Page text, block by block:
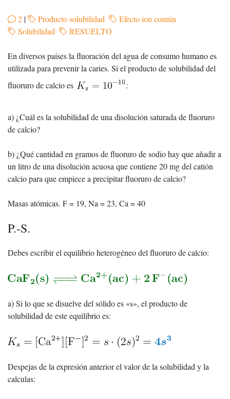
2 | Producto solubilidad
Efecto ion común
Solubilidad
RESUELTO
En diversos países la fluoración del agua de consumo humano es
utilizada para prevenir la caries. Si el producto de solubilidad del
fluoruro de calcio es
:
a) ¿Cuál es la solubilidad de una disolución saturada de fluoruro
de calcio?
b) ¿Qué cantidad en gramos de fluoruro de sodio hay que añadir a
un litro de una disolución acuosa que contiene 20 mg del catión
calcio para que empiece a precipitar fluoruro de calcio?
Masas atómicas. F = 19, Na = 23, Ca = 40
P.-S.
Debes escribir el equilibrio heterogéneo del fluoruro de calcio:
a) Si lo que se disuelve del sólido es «s», el producto de
solubilidad de este equilibrio es:
Despejas de la expresión anterior el valor de la solubilidad y la
calculas: